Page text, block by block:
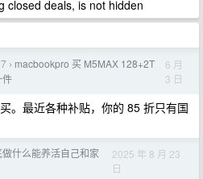
closed deals, is not hidden
› macbookpro 买 M5MAX 128+2T
件
6 月
3 日
。最近各种补贴，你的 85 折只有国
做什么能养活自己和家
2025 年 8 月 23
日